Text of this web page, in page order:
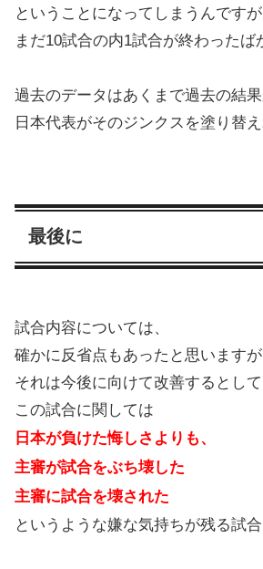
ということになってしまうんですが
まだ10試合の内1試合が終わったば
過去のデータはあくまで過去の結果
日本代表がそのジンクスを塗り替
最後に
試合内容については、
確かに反省点もあったと思いますが
それは今後に向けて改善するとして
この試合に関しては
日本が負けた悔しさよりも、
主審が試合をぶち壊した
主審に試合を壊された
というような嫌な気持ちが残る試合